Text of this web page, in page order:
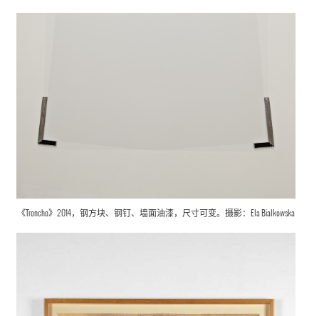
《Troncho》2014，钢方块、钢钉、墙面油漆，尺寸可变。摄影：Ela Bialkowska